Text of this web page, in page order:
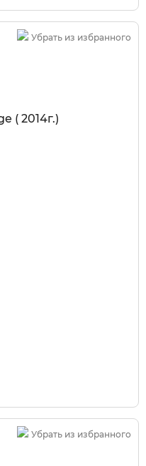
Убрать из избранного
Убрать из избранного